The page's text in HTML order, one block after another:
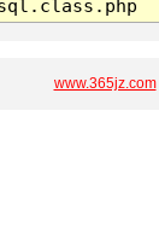
www.365jz.com